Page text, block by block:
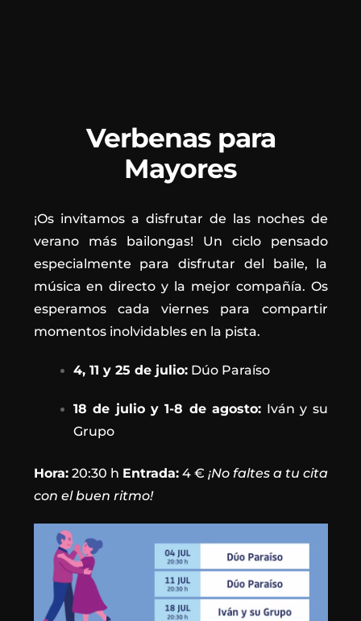
Verbenas para
Mayores
¡Os invitamos a disfrutar de las noches de
verano más bailongas! Un ciclo pensado
especialmente para disfrutar del baile, la
música en directo y la mejor compañía. Os
esperamos cada viernes para compartir
momentos inolvidables en la pista.
4, 11 y 25 de julio:Dúo Paraíso
18 de julio y 1-8 de agosto: Iván y su
Grupo
Hora:20:30 h Entrada:4 € ¡No faltes a tu cita
con el buen ritmo!